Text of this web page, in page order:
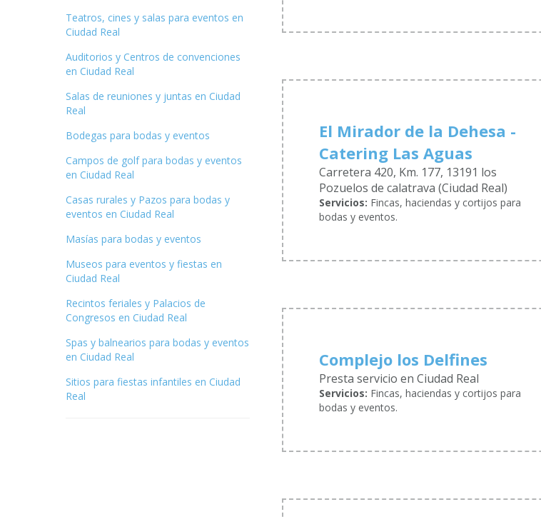
Teatros, cines y salas para eventos en
Ciudad Real
Auditorios y Centros de convenciones
en Ciudad Real
Salas de reuniones y juntas en Ciudad
Real
Bodegas para bodas y eventos
Campos de golf para bodas y eventos
en Ciudad Real
Casas rurales y Pazos para bodas y
eventos en Ciudad Real
Masías para bodas y eventos
Museos para eventos y fiestas en
Ciudad Real
Recintos feriales y Palacios de
Congresos en Ciudad Real
Spas y balnearios para bodas y eventos
en Ciudad Real
Sitios para fiestas infantiles en Ciudad
Real
El Mirador de la Dehesa -
Catering Las Aguas
Carretera 420, Km. 177, 13191 los
Pozuelos de calatrava (Ciudad Real)
Servicios: Fincas, haciendas y cortijos para
bodas y eventos.
Complejo los Delfines
Presta servicio en Ciudad Real
Servicios: Fincas, haciendas y cortijos para
bodas y eventos.